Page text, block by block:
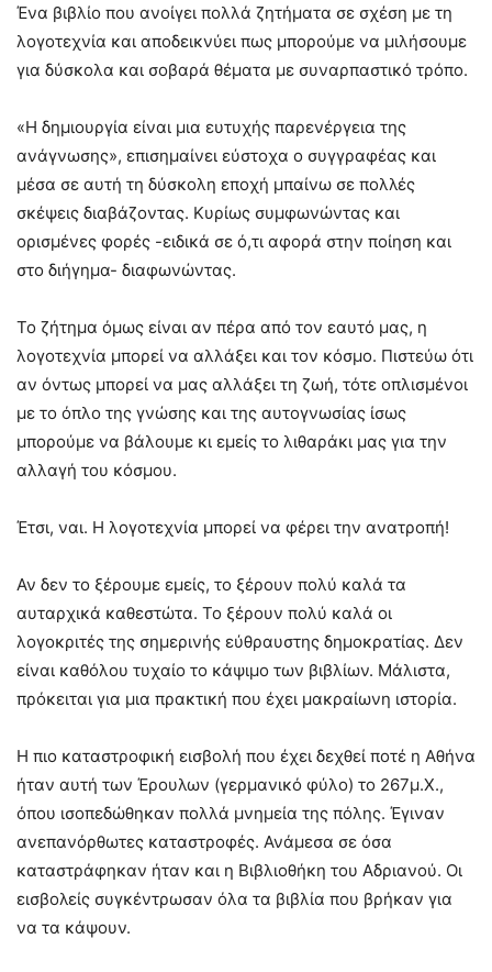
Ένα βιβλίο που ανοίγει πολλά ζητήματα σε σχέση με τη
λογοτεχνία και αποδεικνύει πως μπορούμε να μιλήσουμε
για δύσκολα και σοβαρά θέματα με συναρπαστικό τρόπο.
«Η δημιουργία είναι μια ευτυχής παρενέργεια της
ανάγνωσης», επισημαίνει εύστοχα ο συγγραφέας και
μέσα σε αυτή τη δύσκολη εποχή μπαίνω σε πολλές
σκέψεις διαβάζοντας. Κυρίως συμφωνώντας και
ορισμένες φορές -ειδικά σε ό,τι αφορά στην ποίηση και
στο διήγημα- διαφωνώντας.
Το ζήτημα όμως είναι αν πέρα από τον εαυτό μας, η
λογοτεχνία μπορεί να αλλάξει και τον κόσμο. Πιστεύω ότι
αν όντως μπορεί να μας αλλάξει τη ζωή, τότε οπλισμένοι
με το όπλο της γνώσης και της αυτογνωσίας ίσως
μπορούμε να βάλουμε κι εμείς το λιθαράκι μας για την
αλλαγή του κόσμου.
Έτσι, ναι. Η λογοτεχνία μπορεί να φέρει την ανατροπή!
Αν δεν το ξέρουμε εμείς, το ξέρουν πολύ καλά τα
αυταρχικά καθεστώτα. Το ξέρουν πολύ καλά οι
λογοκριτές της σημερινής εύθραυστης δημοκρατίας. Δεν
είναι καθόλου τυχαίο το κάψιμο των βιβλίων. Μάλιστα,
πρόκειται για μια πρακτική που έχει μακραίωνη ιστορία.
Η πιο καταστροφική εισβολή που έχει δεχθεί ποτέ η Αθήνα
ήταν αυτή των Έρουλων (γερμανικό φύλο) το 267μ.Χ.,
όπου ισοπεδώθηκαν πολλά μνημεία της πόλης. Έγιναν
ανεπανόρθωτες καταστροφές. Ανάμεσα σε όσα
καταστράφηκαν ήταν και η Βιβλιοθήκη του Αδριανού. Οι
εισβολείς συγκέντρωσαν όλα τα βιβλία που βρήκαν για
να τα κάψουν.